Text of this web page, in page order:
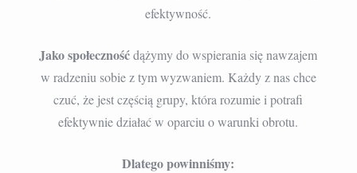
efektywność.
Jako społecznośćdążymy do wspierania się nawzajem
w radzeniu sobie z tym wyzwaniem. Każdy z nas chce
czuć, że jest częścią grupy, która rozumie i potrafi
efektywnie działać w oparciu o warunki obrotu.
Dlatego powinniśmy: